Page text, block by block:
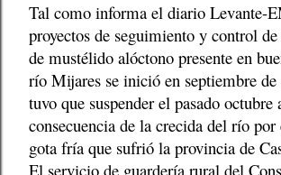
Tal como informa el diario Levante-
proyectos de seguimiento y control de
de mustélido alóctono presente en
río Mijares se inició en septiembre de
tuvo que suspender el pasado octubre
consecuencia de la crecida del río
gota fría que sufrió la provincia de
El servicio de guardería rural del